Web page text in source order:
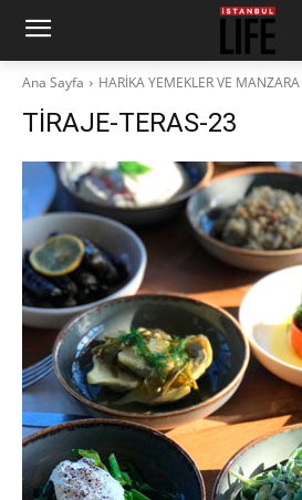
Ana Sayfa HARİKA YEMEKLER VE MANZARA
TİRAJE-TERAS-23